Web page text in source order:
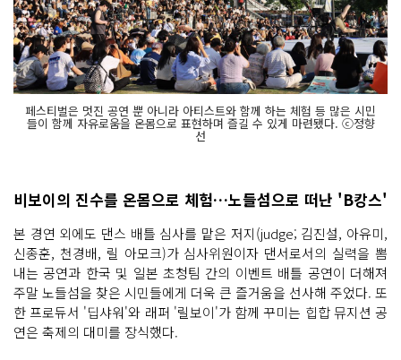
페스티벌은 멋진 공연 뿐 아니라 아티스트와 함께 하는 체험 등 많은 시민
들이 함께 자유로움을 온몸으로 표현하며 즐길 수 있게 마련됐다. ⓒ정향
선
비보이의 진수를 온몸으로 체험…노들섬으로 떠난 'B캉스'
본 경연 외에도 댄스 배틀 심사를 맡은 저지(judge; 김진설, 아유미,
신종훈, 천경배, 릴 아모크)가 심사위원이자 댄서로서의 실력을 뽐
내는 공연과 한국 및 일본 초청팀 간의 이벤트 배틀 공연이 더해져
주말 노들섬을 찾은 시민들에게 더욱 큰 즐거움을 선사해 주었다. 또
한 프로듀서 '딥샤워'와 래퍼 '릴보이'가 함께 꾸미는 힙합 뮤지션 공
연은 축제의 대미를 장식했다.